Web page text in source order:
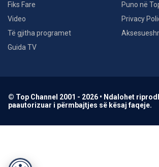
Fiks Fare
Video
Të gjitha programet
Guida TV
Puno në
Privacy
© Top Channel 2001 - 2026 • Ndalohet
paautorizuar i përmbajtjes së kësaj faqeje.